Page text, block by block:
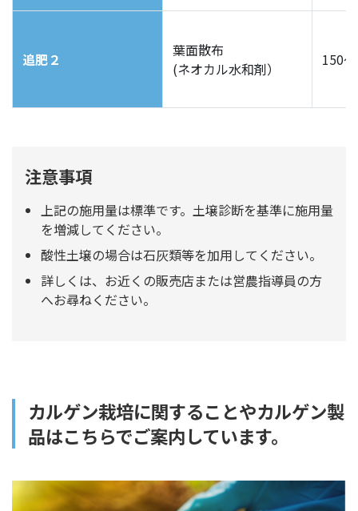
追肥２
葉面散布
(ネオカル水和剤）
150
注意事項
上記の施用量は標準です。土壌診断を基準に施用量
を増減してください。
酸性土壌の場合は石灰類等を加用してください。
詳しくは、お近くの販売店または営農指導員の方
へお尋ねください。
カルゲン栽培に関することやカルゲン製
品はこちらでご案内しています。